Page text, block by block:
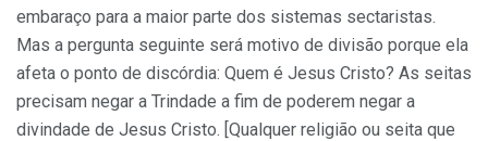
embaraço para a maior parte dos sistemas sectaristas.
Mas a pergunta seguinte será motivo de divisão porque ela
afeta o ponto de discórdia: Quem é Jesus Cristo? As seitas
precisam negar a Trindade a fim de poderem negar a
divindade de Jesus Cristo. [Qualquer religião ou seita que